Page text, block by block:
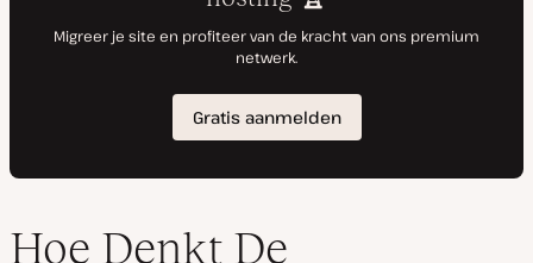
Hoe Denkt De